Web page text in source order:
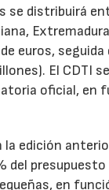
distribuirá
euros, seguida
El CDTI
oficial, en
edición
presupuesto
en